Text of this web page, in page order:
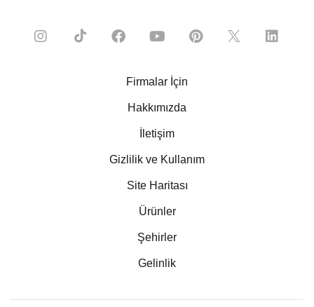
Firmalar İçin
Hakkımızda
İletişim
Gizlilik ve Kullanım
Site Haritası
Ürünler
Şehirler
Gelinlik